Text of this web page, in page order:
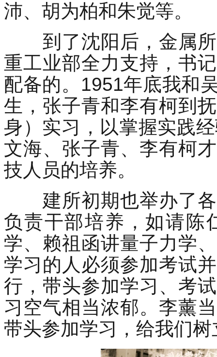
沛、胡为柏和朱觉等。
到了沈阳后，金属所
重工业部全力支持，书
配备的。1951年底我和
生，张子青和李有柯到
身）实习，以掌握实践
文海、张子青、李有柯
技人员的培养。
建所初期也举办了各
负责干部培养，如请陈
学、赖祖函讲量子力学
学习的人必须参加考试
行，带头参加学习、考
习空气相当浓郁。李薰
带头参加学习，给我们